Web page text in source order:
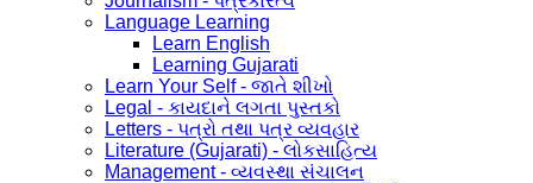
Language Learning
Learn English
Learning Gujarati
Learn Your Self - જાતે શીખો
Legal - કાયદાને લગતા પુસ્તકો
Letters - પત્રો તથા પત્ર વ્યવહાર
Literature (Gujarati) - લોકસાહિત્ય
Management - વ્યવસ્થા સંચાલન